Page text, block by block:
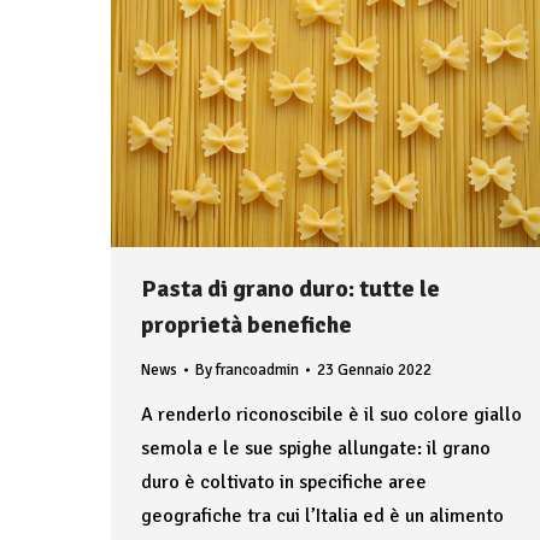
Pasta di grano duro: tutte le
proprietà benefiche
News Byfrancoadmin 23 Gennaio 2022
A renderlo riconoscibile è il suo colore giallo
semola e le sue spighe allungate: il grano
duro è coltivato in specifiche aree
geografiche tra cui l’Italia ed è un alimento